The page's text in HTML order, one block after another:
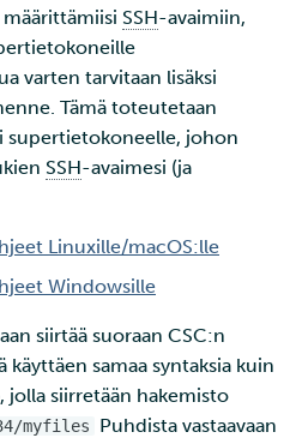
määrittämiisi SSH-avaimiin,
varten tarvitaan lisäksi
Tämä toteutetaan
supertietokoneelle, johon
SSH-avaimesi (ja
Linuxille/macOS:lle
Windowsille
siirtää suoraan CSC:n
samaa syntaksia kuin
jolla siirretään hakemisto
myfiles
Puhdista vastaavaan